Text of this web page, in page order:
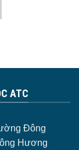
ATC
Đông
Hương